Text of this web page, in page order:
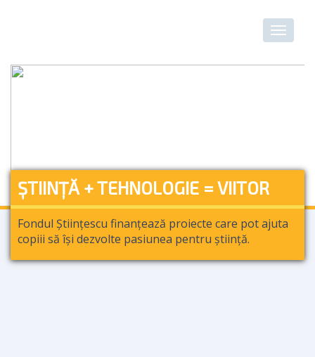
ȘTIINȚĂ + TEHNOLOGIE = VIITOR
Fondul Științescu finanțează proiecte care pot ajuta
copiii să își dezvolte pasiunea pentru știință.